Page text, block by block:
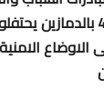
الاوضاع